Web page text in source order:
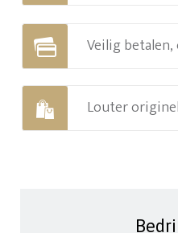
Veilig
Louter